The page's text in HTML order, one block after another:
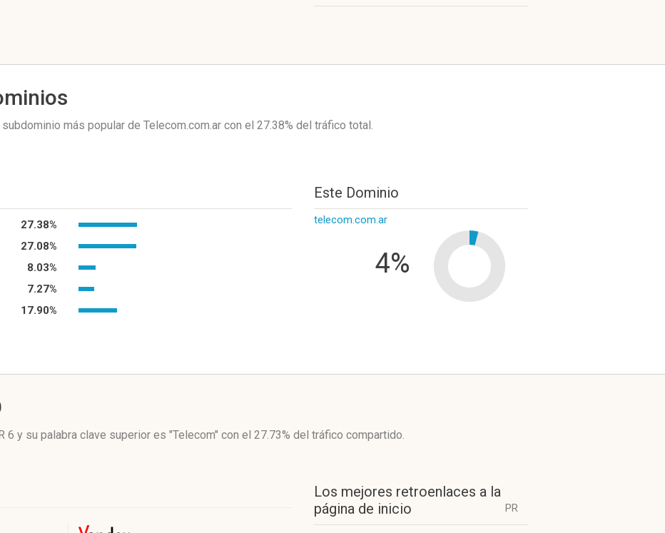
más popular de Telecom.com.ar con el 27.38% del tráfico total.
27.38%
27.08%
8.03%
7.27%
17.90%
Este Dominio
telecom.com.ar
4%
6 y su palabra clave superior es "Telecom" con el 27.73% del tráfico compartido.
Los mejores retroenlaces a la
página de inicio
PR